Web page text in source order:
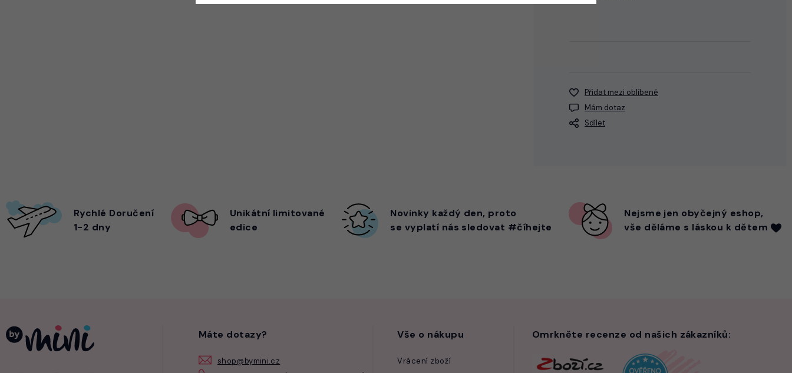
Přidat mezi oblíbené
Mám dotaz
Sdílet
Rychlé Doručení
1-2 dny
Unikátní limitované
edice
Novinky každý den, proto
se vyplatí nás sledovat #číhejte
Nejsme jen obyčejný eshop,
vše děláme s láskou k dětem
Máte dotazy?
shop@bymini.cz
Vše o nákupu
Vrácení zboží
Omrkněte recenze od našich zákazníků: